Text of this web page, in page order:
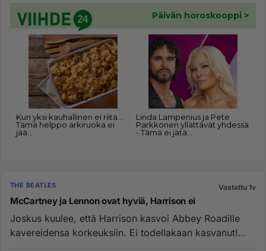
THE BEATLES Vastattu 1v
McCartney ja Lennon ovat hyviä, Harrison ei
Joskus kuulee, että Harrison kasvoi Abbey Roadille
kavereidensa korkeuksiin. Ei todellakaan kasvanut!